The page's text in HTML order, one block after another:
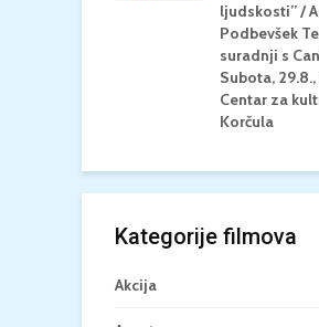
ljudskosti” /
Podbevšek
suradnji s
Subota,
Centar za
Korčula
Kategorije filmova
Akcija